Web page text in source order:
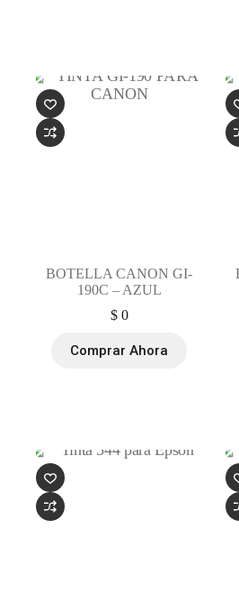
BOTELLA CANON GI-
190C – AZUL
$0
Comprar Ahora